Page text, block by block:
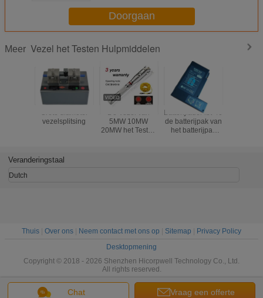
het Testen Hulpmiddelen Van
begin tot eind
Doorgaan
Meer Vezel het Testen Hulpmiddelen
Grote diameter
vezelsplitsing
De Vezel van
5MW 10MW
20MW het Testen
Batterijlader lbt-40
de batterijpak van
het batterijpak
Chat Vraag een offerte
Veranderingstaal
Dutch
Thuis Over ons Neem contact met ons op Sitemap
Privacy Policy
Desktopmening
Copyright © 2018 - 2026 Shenzhen Hicorpwell Technology Co., Ltd.
All rights reserved.